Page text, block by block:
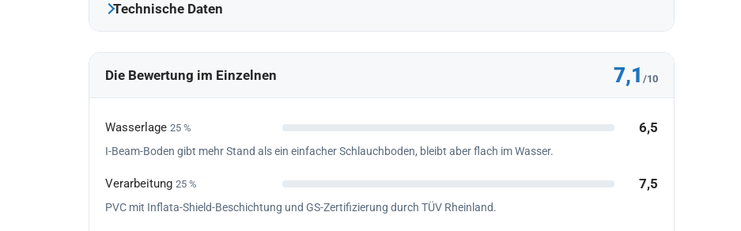
Technische Daten
Die Bewertung im Einzelnen 7,1 /10
Wasserlage 25 % 6,5
I-Beam-Boden gibt mehr Stand als ein einfacher Schlauchboden, bleibt aber flach im Wasser.
Verarbeitung 25 % 7,5
PVC mit Inflata-Shield-Beschichtung und GS-Zertifizierung durch TÜV Rheinland.